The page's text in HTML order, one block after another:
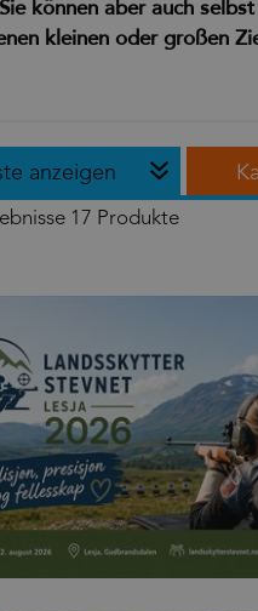
können aber auch
kleinen oder großen
anzeigen
17 Produkte